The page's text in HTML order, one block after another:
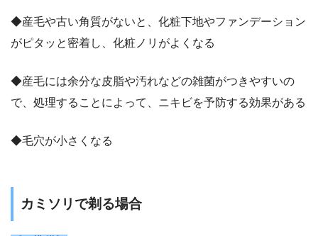
◆産毛や古い角質がないと、化粧下地やファンデーション
がピタッと密着し、化粧ノリがよくなる
◆産毛には余分な皮脂や汚れなどの雑菌がつきやすいの
で、処理することによって、ニキビを予防する効果がある
◆毛穴が小さくなる
カミソリで剃る場合